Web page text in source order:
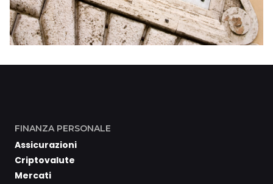
FINANZA PERSONALE
Assicurazioni
Criptovalute
Mercati